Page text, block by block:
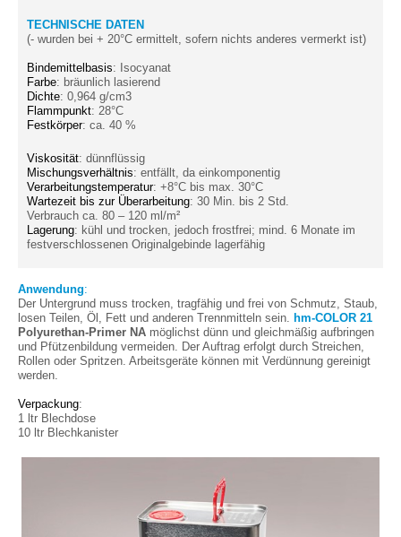
TECHNISCHE DATEN
(- wurden bei + 20°C ermittelt, sofern nichts anderes vermerkt ist)
Bindemittelbasis: Isocyanat
Farbe: bräunlich lasierend
Dichte: 0,964 g/cm3
Flammpunkt: 28°C
Festkörper: ca. 40 %
Viskosität: dünnflüssig
Mischungsverhältnis: entfällt, da einkomponentig
Verarbeitungstemperatur: +8°C bis max. 30°C
Wartezeit bis zur Überarbeitung: 30 Min. bis 2 Std.
Verbrauch ca. 80 – 120 ml/m²
Lagerung: kühl und trocken, jedoch frostfrei; mind. 6 Monate im
festverschlossenen Originalgebinde lagerfähig
Anwendung:
Der Untergrund muss trocken, tragfähig und frei von Schmutz, Staub,
losen Teilen, Öl, Fett und anderen Trennmitteln sein. hm-COLOR 21
Polyurethan-Primer NA möglichst dünn und gleichmäßig aufbringen
und Pfützenbildung vermeiden. Der Auftrag erfolgt durch Streichen,
Rollen oder Spritzen. Arbeitsgeräte können mit Verdünnung gereinigt
werden.
Verpackung:
1 ltr Blechdose
10 ltr Blechkanister